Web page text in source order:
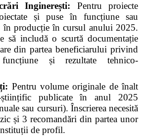
Inginerești: Pentru proiecte
și puse în funcțiune sau
în producție în cursul anului 2025.
să includă o scurtă documentație
din partea beneficiarului privind
și rezultate tehnico-
Pentru volume originale de înalt
științific publicate în anul 2025
sau cursuri). Înscrierea necesită
și 3 recomandări din partea unor
de profil.